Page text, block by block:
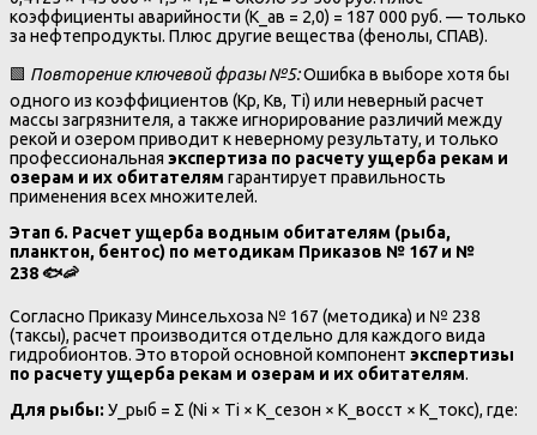
коэффициенты аварийности (K_ав = 2,0) = 187 000 руб. — только
за нефтепродукты. Плюс другие вещества (фенолы, СПАВ).
🟩 Повторение ключевой фразы №5:Ошибка в выборе хотя бы
одного из коэффициентов (Kр, Кв, Тi) или неверный расчет
массы загрязнителя, а также игнорирование различий между
рекой и озером приводит к неверному результату, и только
профессиональная экспертиза по расчету ущерба рекам и
озерам и их обитателям гарантирует правильность
применения всех множителей.
Этап 6. Расчет ущерба водным обитателям (рыба,
планктон, бентос) по методикам Приказов № 167 и №
238🐟🦐
Согласно Приказу Минсельхоза № 167 (методика) и № 238
(таксы), расчет производится отдельно для каждого вида
гидробионтов. Это второй основной компонент экспертизы
по расчету ущерба рекам и озерам и их обитателям.
Для рыбы:У_рыб = Σ (Ni × Тi × K_сезон × K_восст × K_токс), где: